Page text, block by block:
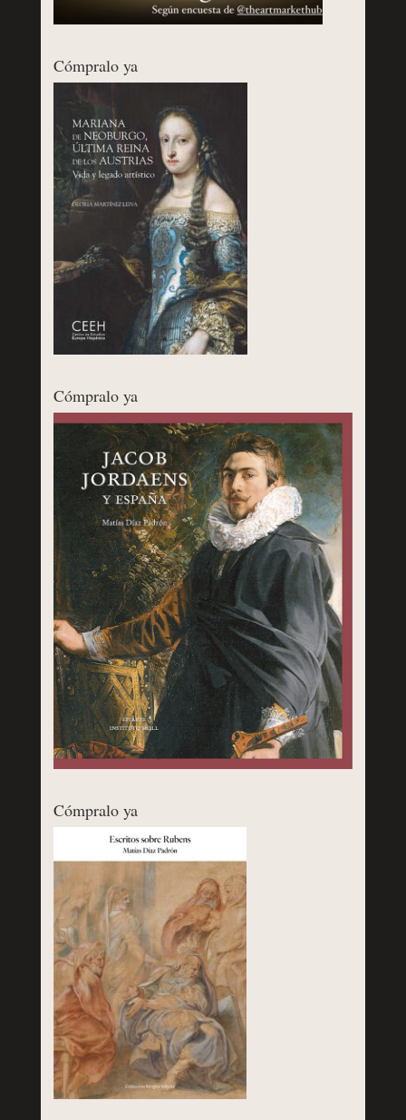
Cómpralo ya
Cómpralo ya
Cómpralo ya